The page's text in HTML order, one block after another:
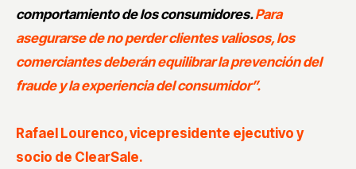
comportamiento de los consumidores. Para
asegurarse de no perder clientes valiosos, los
comerciantes deberán equilibrar la prevención del
fraude y la experiencia del consumidor”.
Rafael Lourenco, vicepresidente ejecutivo y
socio de ClearSale.